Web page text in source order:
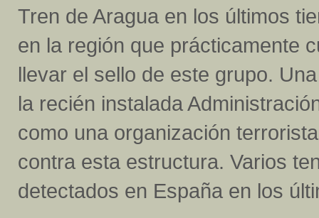
Tren de Aragua en los últimos
en la región que prácticamente
llevar el sello de este grupo.
la recién instalada
como una organización
contra esta estructura. Varios
detectados en España en los